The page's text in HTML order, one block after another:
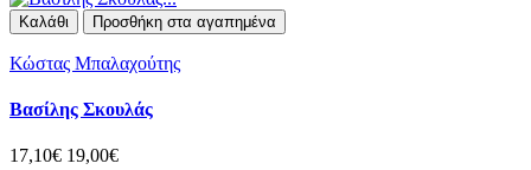
Καλάθι Προσθήκη στα αγαπημένα
Κώστας Μπαλαχούτης
Βασίλης Σκουλάς
17,10€ 19,00€